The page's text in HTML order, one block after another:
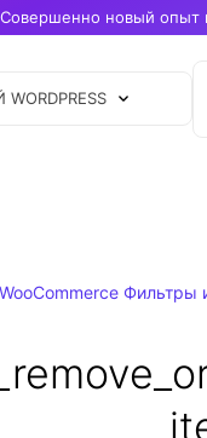
новый опыт
WooCommerce Фильтры